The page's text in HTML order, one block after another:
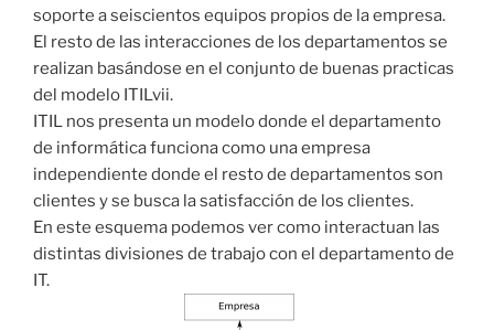
soporte a seiscientos equipos propios de la empresa.
El resto de las interacciones de los departamentos se
realizan basándose en el conjunto de buenas practicas
del modelo ITILvii.
ITIL nos presenta un modelo donde el departamento
de informática funciona como una empresa
independiente donde el resto de departamentos son
clientes y se busca la satisfacción de los clientes.
En este esquema podemos ver como interactuan las
distintas divisiones de trabajo con el departamento de
IT.